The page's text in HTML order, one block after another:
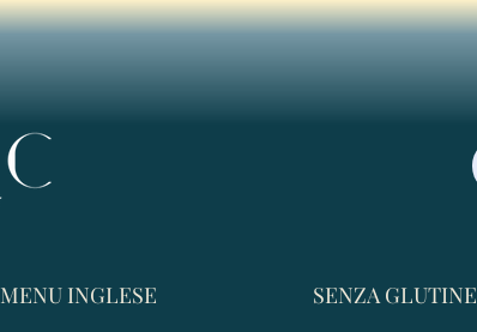
MENU INGLESE SENZA GLUTINE